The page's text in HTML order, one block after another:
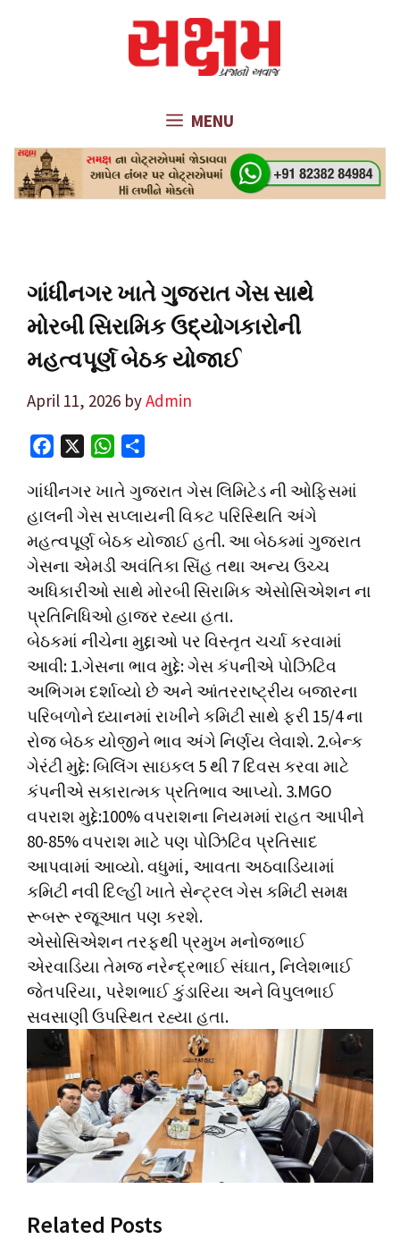
MENU
ગાંધીનગર ખાતે ગુજરાત ગેસ સાથે
મોરબી સિરામિક ઉદ્યોગકારોની
મહત્વપૂર્ણ બેઠક યોજાઈ
April 11, 2026 byAdmin
c
e
b
o
o
k
a
t
s
A
p
a
r
e
ગાંધીનગર ખાતે ગુજરાત ગેસ લિમિટેડ ની ઓફિસમાં
હાલની ગેસ સપ્લાયની વિકટ પરિસ્થિતિ અંગે
મહત્વપૂર્ણ બેઠક યોજાઈ હતી. આ બેઠકમાં ગુજરાત
ગેસના એમડી અવંતિકા સિંહ તથા અન્ય ઉચ્ચ
અધિકારીઓ સાથે મોરબી સિરામિક એસોસિએશન ના
પ્રતિનિધિઓ હાજર રહ્યા હતા.
બેઠકમાં નીચેના મુદ્દાઓ પર વિસ્તૃત ચર્ચા કરવામાં
આવી: 1.ગેસના ભાવ મુદ્દે: ગેસ કંપનીએ પોઝિટિવ
અભિગમ દર્શાવ્યો છે અને આંતરરાષ્ટ્રીય બજારના
પરિબળોને ધ્યાનમાં રાખીને કમિટી સાથે ફરી 15/4 ના
રોજ બેઠક યોજીને ભાવ અંગે નિર્ણય લેવાશે. 2.બેન્ક
ગેરંટી મુદ્દે: બિલિંગ સાઇકલ 5 થી 7 દિવસ કરવા માટે
કંપનીએ સકારાત્મક પ્રતિભાવ આપ્યો. 3.MGO
વપરાશ મુદ્દે:100% વપરાશના નિયમમાં રાહત આપીને
80-85% વપરાશ માટે પણ પોઝિટિવ પ્રતિસાદ
આપવામાં આવ્યો. વધુમાં, આવતા અઠવાડિયામાં
કમિટી નવી દિલ્હી ખાતે સેન્ટ્રલ ગેસ કમિટી સમક્ષ
રૂબરૂ રજૂઆત પણ કરશે.
એસોસિએશન તરફથી પ્રમુખ મનોજભાઈ
એરવાડિયા તેમજ નરેન્દ્રભાઈ સંઘાત, નિલેશભાઈ
જેતપરિયા, પરેશભાઈ કુંડારિયા અને વિપુલભાઈ
સવસાણી ઉપસ્થિત રહ્યા હતા.
Related Posts